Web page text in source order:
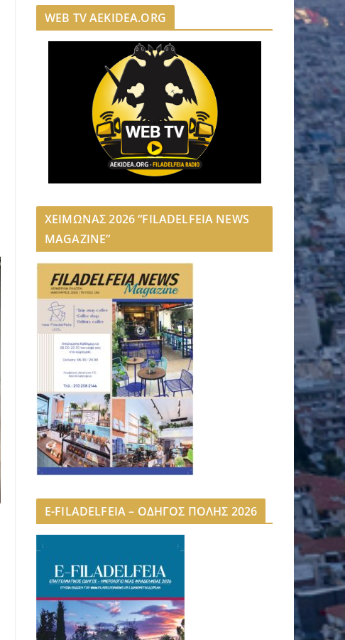
WEB TV AEKIDEA.ORG
ΧΕΙΜΩΝΑΣ 2026 “FILADELFEIA NEWS
MAGAZINE”
E-FILADELFEIA – ΟΔΗΓΟΣ ΠΟΛΗΣ 2026